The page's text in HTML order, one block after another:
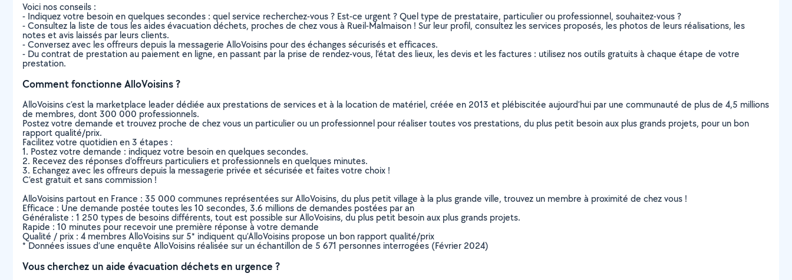
Voici nos conseils :
- Indiquez votre besoin en quelques secondes : quel service recherchez-vous ? Est-ce urgent ? Quel type de prestataire, particulier ou professionnel, souhaitez-vous ?
- Consultez la liste de tous les aides évacuation déchets, proches de chez vous à Rueil-Malmaison ! Sur leur profil, consultez les services proposés, les photos de leurs réalisations, les
notes et avis laissés par leurs clients.
- Conversez avec les offreurs depuis la messagerie AlloVoisins pour des échanges sécurisés et efficaces.
- Du contrat de prestation au paiement en ligne, en passant par la prise de rendez-vous, l’état des lieux, les devis et les factures : utilisez nos outils gratuits à chaque étape de votre
prestation.
Comment fonctionne AlloVoisins ?
AlloVoisins c’est la marketplace leader dédiée aux prestations de services et à la location de matériel, créée en 2013 et plébiscitée aujourd’hui par une communauté de plus de 4,5 millions
de membres, dont 300 000 professionnels.
Postez votre demande et trouvez proche de chez vous un particulier ou un professionnel pour réaliser toutes vos prestations, du plus petit besoin aux plus grands projets, pour un bon
rapport qualité/prix.
Facilitez votre quotidien en 3 étapes :
1. Postez votre demande : indiquez votre besoin en quelques secondes.
2. Recevez des réponses d’offreurs particuliers et professionnels en quelques minutes.
3. Echangez avec les offreurs depuis la messagerie privée et sécurisée et faites votre choix !
C’est gratuit et sans commission !
AlloVoisins partout en France : 35 000 communes représentées sur AlloVoisins, du plus petit village à la plus grande ville, trouvez un membre à proximité de chez vous !
Efficace : Une demande postée toutes les 10 secondes, 3.6 millions de demandes postées par an
Généraliste : 1 250 types de besoins différents, tout est possible sur AlloVoisins, du plus petit besoin aux plus grands projets.
Rapide : 10 minutes pour recevoir une première réponse à votre demande
Qualité / prix : 4 membres AlloVoisins sur 5* indiquent qu’AlloVoisins propose un bon rapport qualité/prix
* Données issues d’une enquête AlloVoisins réalisée sur un échantillon de 5 671 personnes interrogées (Février 2024)
Vous cherchez un aide évacuation déchets en urgence ?